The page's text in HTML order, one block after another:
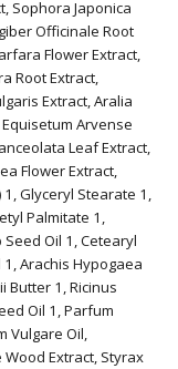
Sophora Japonica
Officinale Root
Flower Extract,
Root Extract,
Extract, Aralia
Arvense
Leaf Extract,
Flower Extract,
1 , Glyceryl Stearate 1 ,
Palmitate 1 ,
Seed Oil 1 , Cetearyl
1 , Arachis Hypogaea
Butter 1 , Ricinus
Oil 1 , Parfum
Vulgare Oil,
Extract, Styrax